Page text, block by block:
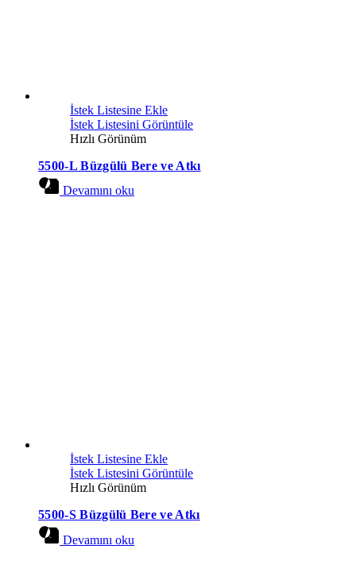
İstek Listesine Ekle
İstek Listesini Görüntüle
Hızlı Görünüm
5500-L Büzgülü Bere ve Atkı
Devamını oku
İstek Listesine Ekle
İstek Listesini Görüntüle
Hızlı Görünüm
5500-S Büzgülü Bere ve Atkı
Devamını oku